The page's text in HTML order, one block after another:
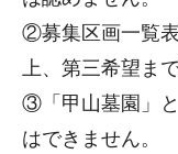
②募集区画一覧
上、第三希望ま
③「甲山墓園」
はできません。